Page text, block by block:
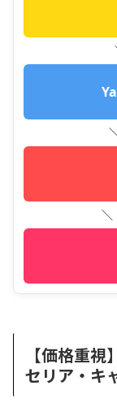
＼
【価格重
セリア・キ